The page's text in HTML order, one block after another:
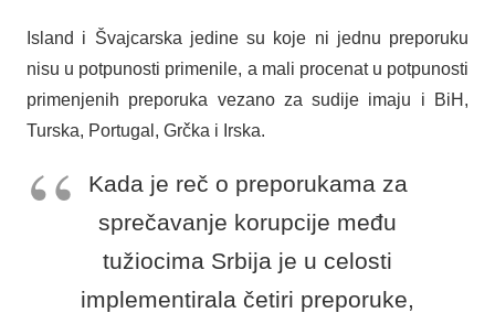
Island i Švajcarska jedine su koje ni jednu preporuku
nisu u potpunosti primenile, a mali procenat u potpunosti
primenjenih preporuka vezano za sudije imaju i BiH,
Turska, Portugal, Grčka i Irska.
Kada je reč o preporukama za
sprečavanje korupcije među
tužiocima Srbija je u celosti
implementirala četiri preporuke,